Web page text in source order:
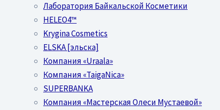
Лаборатория Байкальской Косметики
HELEO4™
Krygina Cosmetics
ELSKA [эльска]
Компания «Uraala»
Компания «TaigaNica»
SUPERBANKA
Компания «Мастерская Олеси Мустаевой»